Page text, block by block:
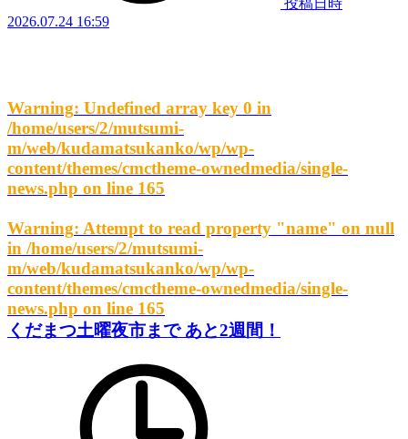
投稿日時
2026.07.24 16:59
Warning: Undefined array key 0 in
/home/users/2/mutsumi-
m/web/kudamatsukanko/wp/wp-
content/themes/cmctheme-ownedmedia/single-
news.php on line 165
Warning: Attempt to read property "name" on null
in /home/users/2/mutsumi-
m/web/kudamatsukanko/wp/wp-
content/themes/cmctheme-ownedmedia/single-
news.php on line 165
くだまつ土曜夜市まで あと2週間！